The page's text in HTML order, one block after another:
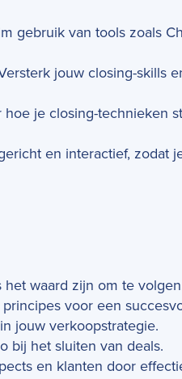
gebruik van tools zoals
jouw closing-skills
hoe je closing-technieken
en interactief,
waard zijn om te
voor een
jouw verkoopstrategie.
bij het sluiten van deals.
en klanten door